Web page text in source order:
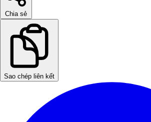
Chia sẻ
Sao chép liên kết